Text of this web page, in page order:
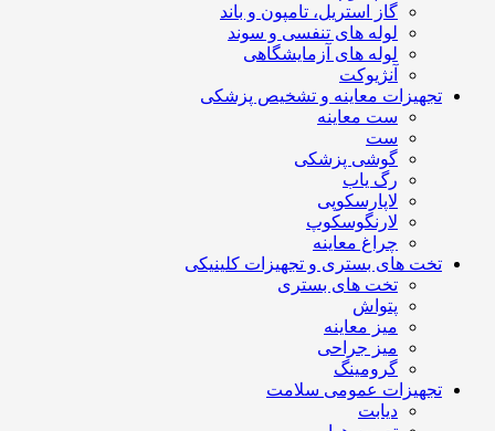
گاز استریل، تامپون و باند
لوله های تنفسی و سوند
لوله های آزمایشگاهی
آنژیوکت
تجهیزات معاینه و تشخیص پزشکی
ست معاینه
ست
گوشی پزشکی
رگ یاب
لاپارسکوپی
لارنگوسکوپ
چراغ معاینه
تخت های بستری و تجهیزات کلینیکی
تخت های بستری
پتواش
میز معاینه
میز جراحی
گرومینگ
تجهیزات عمومی سلامت
دیابت